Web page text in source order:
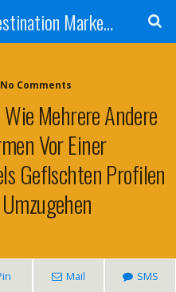
William Bakker's Destination Marketing blog
No Comments
Mehrere Andere
Vor Einer
Geflschten Profilen
Mail SMS